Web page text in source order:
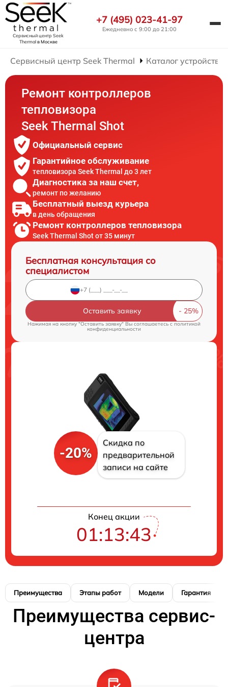
Сервисный центр Seek
Thermalв Москве
+7 (495) 023-41-97
Ежедневно с 9:00 до 21:00
Сервисный центр Seek Thermal Каталог устройств
Ремонт контроллеров
тепловизора
Seek Thermal Shot
Официальный сервис
Гарантийное обслуживание
тепловизора Seek Thermal до 3 лет
Диагностика за наш счет,
ремонт по желанию
Бесплатный выезд курьера
в день обращения
Ремонт контроллеров тепловизора
Seek Thermal Shot от 35 минут
Бесплатная консультация со
специалистом
Оставить заявку
Нажимая на кнопку "Оставить заявку" Вы соглашаетесь cполитикой
конфиденциальности
-20%
Скидка по
предварительной
записи на сайте
Конец акции
01:13:42
Преимущества Этапы работ Модели Гарантия
Преимущества сервис-
центра